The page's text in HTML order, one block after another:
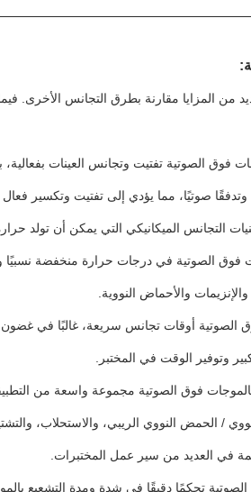
من المزايا مقارنة بطرق التجانس الأخرى.
فوق الصوتية تفتيت وتجانس العينات بفعالية،
صوتيًا، مما يؤدي إلى تفتيت وتكسير فعال
التجانس الميكانيكي التي يمكن أن تولد
فوق الصوتية في درجات حرارة منخفضة نسبيًا
والأحماض النووية.
أوقات تجانس سريعة، غالبًا في غضون
وتوفير الوقت في المختبر.
فوق الصوتية مجموعة واسعة من
/ الحمض النووي الريبي، والاستحلاب،
في العديد من سير عمل المختبرات.
تحكمًا دقيقًا في شدة ومدة التشعيع